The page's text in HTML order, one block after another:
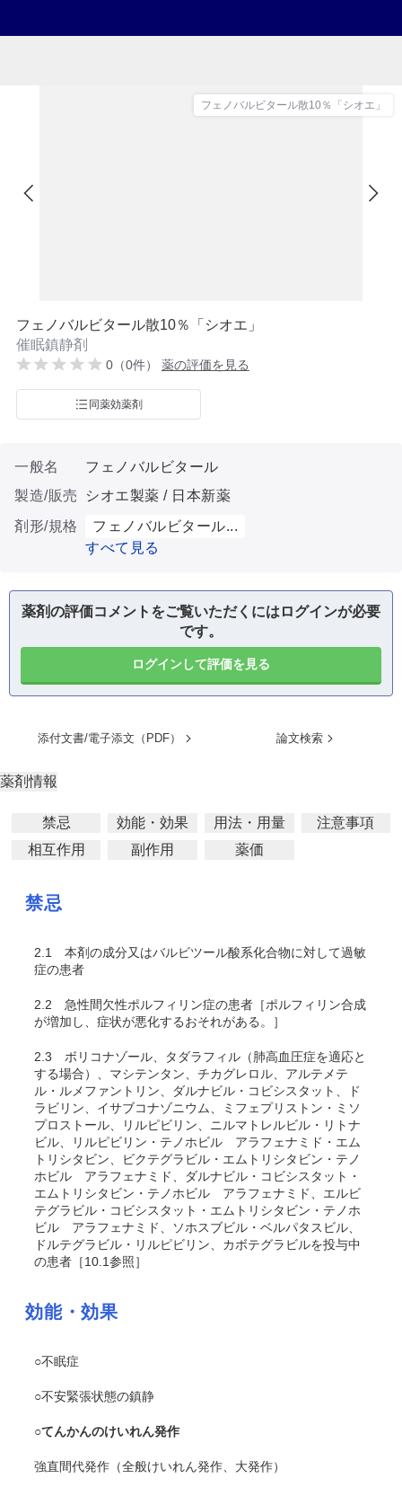
フェノバルビタール散10％「シオエ」
フェノバルビタール散10％「シオエ」
催眠鎮静剤
0（0件） 薬の評価を見る
同薬効薬剤
一般名
フェノバルビタール
製造/販売
シオエ製薬 / 日本新薬
剤形/規格
フェノバルビタール...
すべて見る
薬剤の評価コメントをご覧いただくにはログインが必要
です。
ログインして評価を見る
添付文書/電子添文（PDF） 論文検索
薬剤情報
禁忌 効能・効果 用法・用量
注意事項
相互作用
副作用 薬価
禁忌
2.1
本剤の成分又はバルビツール酸系化合物に対して過敏
症の患者
2.2 急性間欠性ポルフィリン症の患者［ポルフィリン合成
が増加し、症状が悪化するおそれがある。］
2.3 ボリコナゾール、タダラフィル（肺高血圧症を適応と
する場合）、マシテンタン、チカグレロル、アルテメテ
ル・ルメファントリン、ダルナビル・コビシスタット、ド
ラビリン、 イサブコナゾニウム、ミフェプリストン・ミソ
プロストール、
リルピビリン、 ニルマトレルビル・リトナ
ビル、
リルピビリン・テノホビル アラフェナミド・エム
トリシタビン、ビクテグラビル・エムトリシタビン・テノ
ホビル アラフェナミド、ダルナビル・コビシスタット・
エムトリシタビン・テノホビル アラフェナミド、エルビ
テグラビル・コビシスタット・エムトリシタビン・テノホ
ビル アラフェナミド、ソホスブビル・ベルパタスビル、
ドルテグラビル・リルピビリン 、カボテグラビルを投与中
の患者［10.1参照］
効能・効果
○不眠症
○不安緊張状態の鎮静
○てんかんのけいれん発作
強直間代発作（全般けいれん発作、大発作）